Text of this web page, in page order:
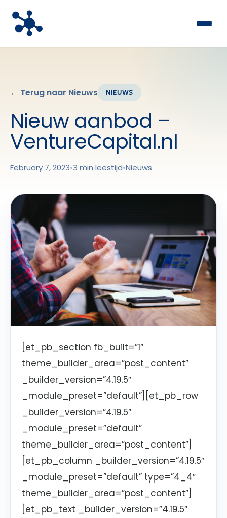
← Terug naar Nieuws NIEUWS
Nieuw aanbod –
VentureCapital.nl
February 7, 2023•3 min leestijd•Nieuws
[et_pb_section fb_built=”1″
theme_builder_area=”post_content”
_builder_version=”4.19.5″
_module_preset=”default”][et_pb_row
_builder_version=”4.19.5″
_module_preset=”default”
theme_builder_area=”post_content”]
[et_pb_column _builder_version=”4.19.5″
_module_preset=”default” type=”4_4″
theme_builder_area=”post_content”]
[et_pb_text _builder_version=”4.19.5″